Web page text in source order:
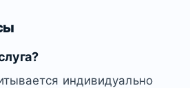
индивидуально